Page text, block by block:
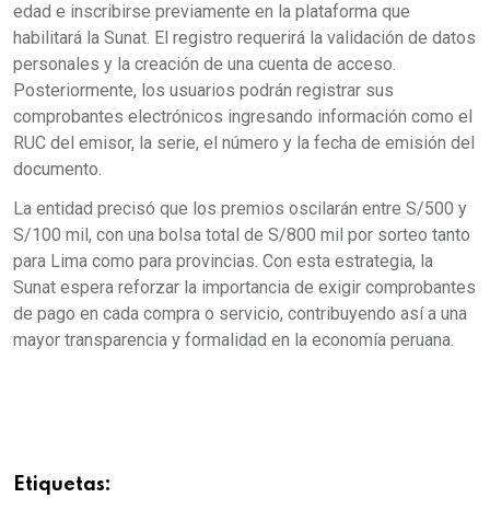
edad e inscribirse previamente en la plataforma que
habilitará la Sunat. El registro requerirá la validación de datos
personales y la creación de una cuenta de acceso.
Posteriormente, los usuarios podrán registrar sus
comprobantes electrónicos ingresando información como el
RUC del emisor, la serie, el número y la fecha de emisión del
documento.
La entidad precisó que los premios oscilarán entre S/500 y
S/100 mil, con una bolsa total de S/800 mil por sorteo tanto
para Lima como para provincias. Con esta estrategia, la
Sunat espera reforzar la importancia de exigir comprobantes
de pago en cada compra o servicio, contribuyendo así a una
mayor transparencia y formalidad en la economía peruana.
Etiquetas: